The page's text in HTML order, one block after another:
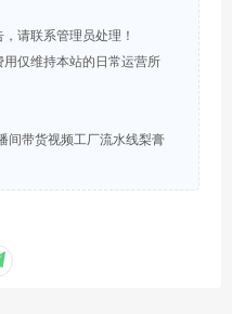
请联系管理员处理！
仅维持本站的日常运营所
间带货视频工厂流水线梨膏